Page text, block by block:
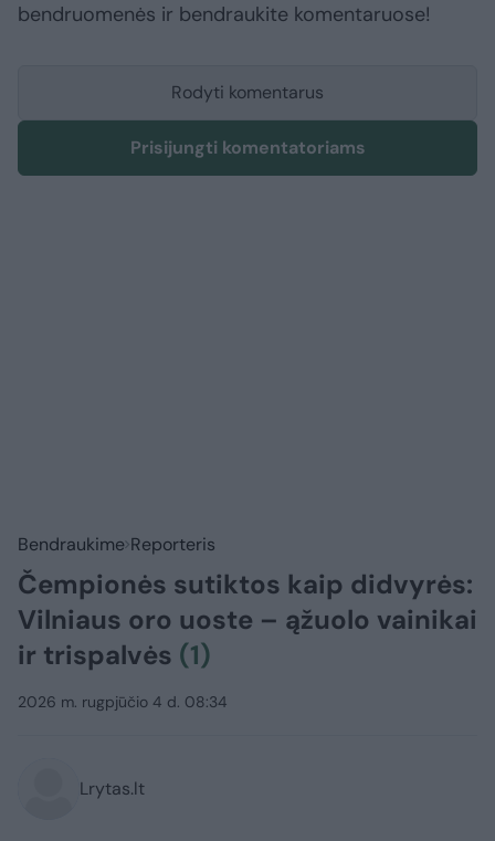
bendruomenės ir bendraukite komentaruose!
Rodyti komentarus
Prisijungti komentatoriams
Bendraukime Reporteris
Čempionės sutiktos kaip didvyrės:
Vilniaus oro uoste – ąžuolo vainikai
ir trispalvės (1)
2026 m. rugpjūčio 4 d. 08:34
Lrytas.lt